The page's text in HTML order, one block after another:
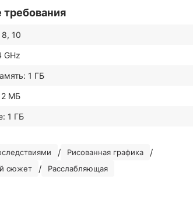
10
GHz
1 ГБ
МБ
1 ГБ
/ Рисованная графика /
сюжет / Расслабляющая